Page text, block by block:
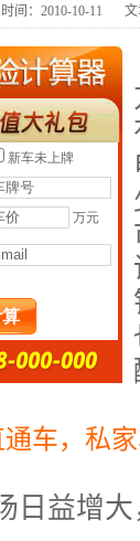
时间：2010-10-11 文
车，私
日益增